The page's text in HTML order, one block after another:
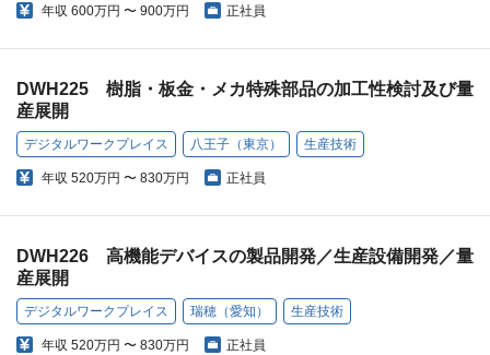
年収 600万円 〜 900万円 正社員
DWH225 樹脂・板金・メカ特殊部品の加工性検討及び量
産展開
デジタルワークプレイス 八王子（東京） 生産技術
年収 520万円 〜 830万円 正社員
DWH226 高機能デバイスの製品開発／生産設備開発／量
産展開
デジタルワークプレイス 瑞穂（愛知） 生産技術
年収 520万円 〜 830万円 正社員